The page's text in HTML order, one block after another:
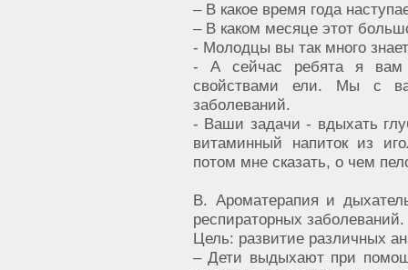
– В какое время года
– В каком месяце этот
- Молодцы вы так много
- А сейчас ребята я вам
свойствами ели. Мы с
заболеваний.
- Ваши задачи - вдыхать
витаминный напиток из
потом мне сказать, о чем
В. Ароматерапия и
респираторных заболеваний.
Цель: развитие различных
– Дети выдыхают при